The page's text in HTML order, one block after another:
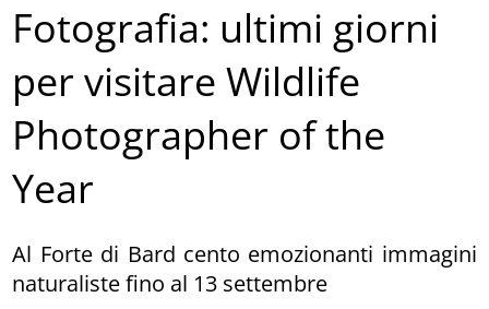
Fotografia: ultimi giorni
per visitare Wildlife
Photographer of the
Year
Al Forte di Bard cento emozionanti immagini
naturaliste fino al 13 settembre